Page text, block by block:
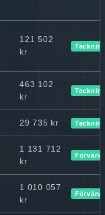
121 502
kr
463 102
kr
29 735 kr
1 131 712
kr
Förvärv
1 010 057
kr
Förvärv